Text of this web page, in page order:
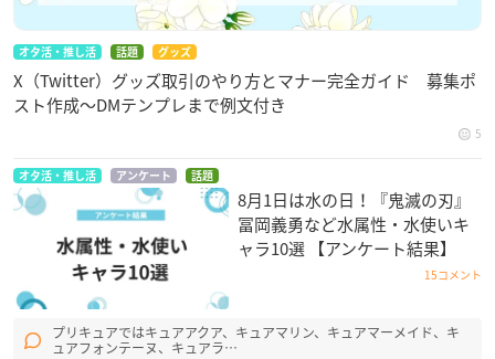
オタ活・推し活 話題 グッズ
X（Twitter）グッズ取引のやり方とマナー完全ガイド 募集ポ
スト作成〜DMテンプレまで例文付き
5
オタ活・推し活 アンケート 話題
8月1日は水の日！『鬼滅の刃』
冨岡義勇など水属性・水使いキ
ャラ10選 【アンケート結果】
15コメント
プリキュアではキュアアクア、キュアマリン、キュアマーメイド、キ
ュアフォンテーヌ、キュアラ…